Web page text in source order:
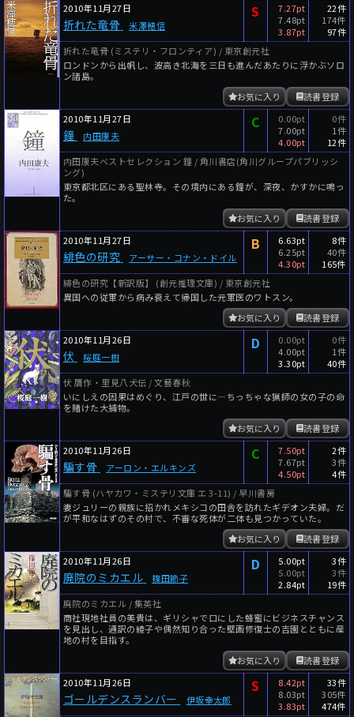
2010年11月27日
折れた竜骨 米澤穂信
S
7.27pt
7.48pt
3.87pt
22件
174件
97件
折れた竜骨 (ミステリ・フロンティア) / 東京創元社
ロンドンから出帆し、波高き北海を三日も進んだあたりに浮かぶソロ
ン諸島。
読書登録
お気に入り
2010年11月27日
鐘 内田康夫
C
0.00pt
7.00pt
4.00pt
0件
1件
12件
内田康夫ベストセレクション 鐘 / 角川書店(角川グループパブリッシ
ング)
東京都北区にある聖林寺。その境内にある鐘が、深夜、かすかに鳴っ
た。
読書登録
お気に入り
2010年11月27日
緋色の研究 アーサー・コナン・ドイル
B
6.63pt
6.25pt
4.30pt
8件
40件
165件
緋色の研究【新訳版】 (創元推理文庫) / 東京創元社
異国への従軍から病み衰えて帰国した元軍医のワトスン。
読書登録
お気に入り
2010年11月26日
伏 桜庭一樹
D
0.00pt
4.00pt
3.30pt
0件
1件
40件
伏 贋作・里見八犬伝 / 文藝春秋
いにしえの因果はめぐり、江戸の世に―ちっちゃな猟師の女の子の命
を賭けた大捕物。
読書登録
お気に入り
2010年11月26日
騙す骨 アーロン・エルキンズ
C
7.50pt
7.67pt
4.50pt
2件
3件
4件
騙す骨 (ハヤカワ・ミステリ文庫 エ 3-11) / 早川書房
妻ジュリーの親族に招かれメキシコの田舎を訪れたギデオン夫婦。だ
が平和なはずのその村で、不審な死体が二体も見つかっていた。
読書登録
お気に入り
2010年11月26日
廃院のミカエル 篠田節子
D
5.00pt
5.00pt
2.84pt
3件
3件
19件
廃院のミカエル / 集英社
商社現地社員の美貴は、ギリシャで口にした蜂蜜にビジネスチャンス
を見出し、通訳の綾子や偶然知り合った壁画修復士の吉園とともに産
地の村を目指す。
読書登録
お気に入り
2010年11月26日
ゴールデンスランバー 伊坂幸太郎
S
8.42pt
8.03pt
3.83pt
33件
305件
474件